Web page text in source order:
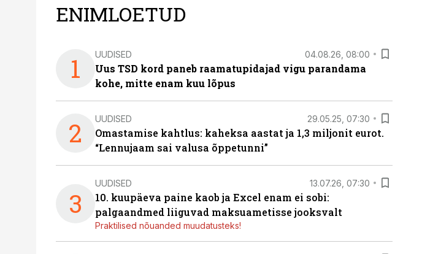
ENIMLOETUD
1 UUDISED 04.08.26, 08:00
Uus TSD kord paneb raamatupidajad vigu parandama
kohe, mitte enam kuu lõpus
2 UUDISED 29.05.25, 07:30
Omastamise kahtlus: kaheksa aastat ja 1,3 miljonit eurot.
“Lennujaam sai valusa õppetunni”
3
UUDISED 13.07.26, 07:30
10. kuupäeva paine kaob ja Excel enam ei sobi:
palgaandmed liiguvad maksuametisse jooksvalt
Praktilised nõuanded muudatusteks!